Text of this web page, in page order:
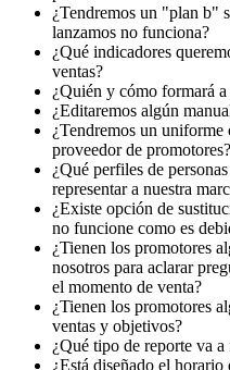
¿Tendremos un "plan b"
lanzamos no funciona?
¿Qué indicadores
ventas?
¿Quién y cómo formará
¿Editaremos algún
¿Tendremos un
proveedor de promotores?
¿Qué perfiles de
representar a nuestra
¿Existe opción de
no funcione como es
¿Tienen los promotores
nosotros para aclarar
el momento de venta?
¿Tienen los promotores
ventas y objetivos?
¿Qué tipo de reporte va
¿Está diseñado el